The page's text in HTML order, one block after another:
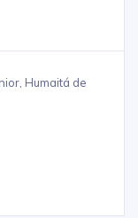
Humaitá de